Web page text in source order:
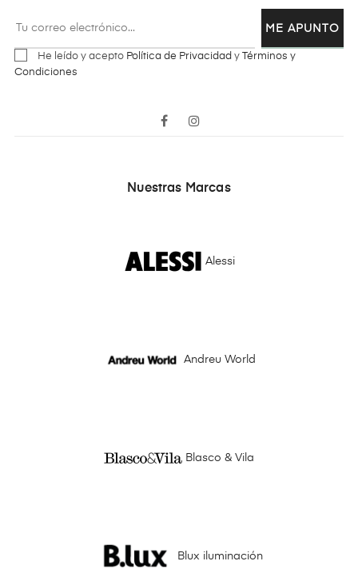
ME APUNTO
He leído y acepto Política de Privacidad y
Términos y
Condiciones
Facebook
Nuestras Marcas
Alessi
Andreu World
Blasco & Vila
Blux iluminación